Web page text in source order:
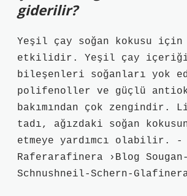
giderilir?
Yeşil çay soğan kokusu için
etkilidir. Yeşil çay
bileşenleri soğanları yok
polifenoller ve güçlü
bakımından çok zengindir.
tadı, ağızdaki soğan
etmeye yardımcı olabilir. -
Raferarafinera ›Blog Sougan-
Schnushneil-Schern-